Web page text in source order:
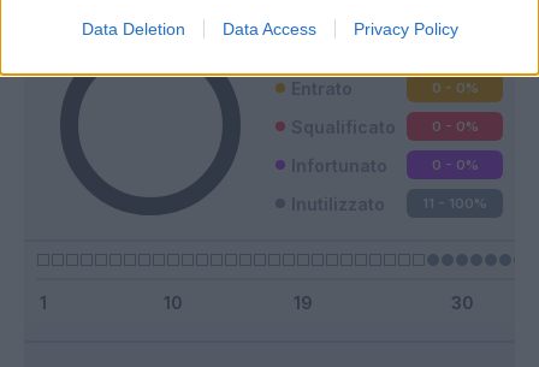
Data Deletion Data Access Privacy Policy
Entrato 0 - 0%
Squalificato 0 - 0%
Infortunato 0 - 0%
Inutilizzato 11 - 100%